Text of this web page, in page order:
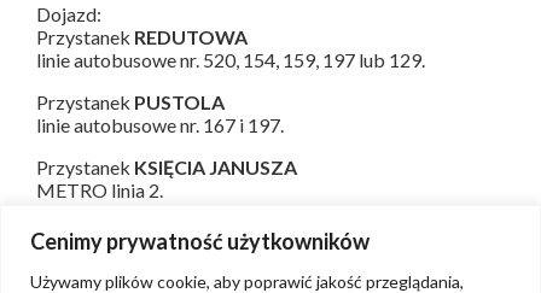
Cenimy prywatność użytkowników
Używamy plików cookie, aby poprawić jakość przeglądania,
Dojazd:
Przystanek REDUTOWA
linie autobusowe nr. 520, 154, 159, 197 lub 129.
Przystanek PUSTOLA
linie autobusowe nr. 167 i 197.
Przystanek KSIĘCIA JANUSZA
METRO linia 2.